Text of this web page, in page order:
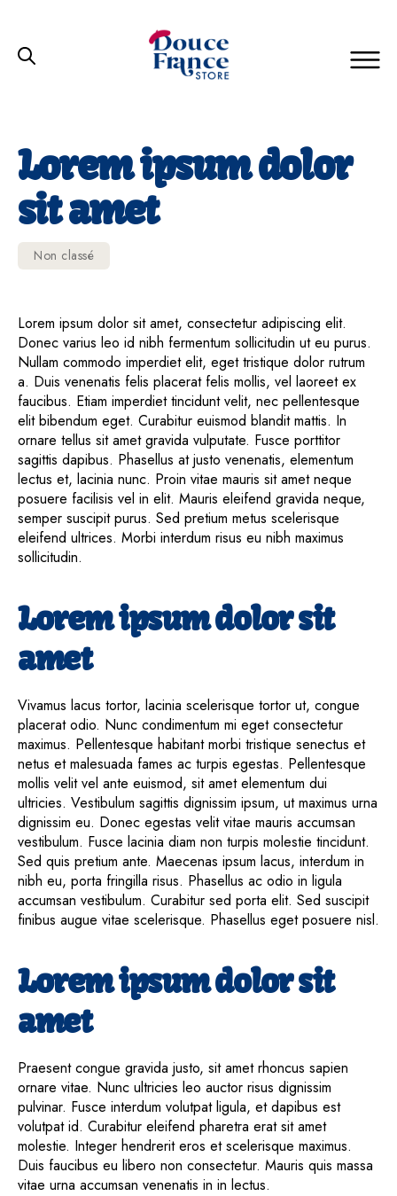
Lorem ipsum dolor
sit amet
Catégories
Non classé
Lorem ipsum dolor sit amet, consectetur adipiscing elit.
Donec varius leo id nibh fermentum sollicitudin ut eu purus.
Nullam commodo imperdiet elit, eget tristique dolor rutrum
a. Duis venenatis felis placerat felis mollis, vel laoreet ex
faucibus. Etiam imperdiet tincidunt velit, nec pellentesque
elit bibendum eget. Curabitur euismod blandit mattis. In
ornare tellus sit amet gravida vulputate. Fusce porttitor
sagittis dapibus. Phasellus at justo venenatis, elementum
lectus et, lacinia nunc. Proin vitae mauris sit amet neque
posuere facilisis vel in elit. Mauris eleifend gravida neque,
semper suscipit purus. Sed pretium metus scelerisque
eleifend ultrices. Morbi interdum risus eu nibh maximus
sollicitudin.
Lorem ipsum dolor sit
amet
Vivamus lacus tortor, lacinia scelerisque tortor ut, congue
placerat odio. Nunc condimentum mi eget consectetur
maximus. Pellentesque habitant morbi tristique senectus et
netus et malesuada fames ac turpis egestas. Pellentesque
mollis velit vel ante euismod, sit amet elementum dui
ultricies. Vestibulum sagittis dignissim ipsum, ut maximus urna
dignissim eu. Donec egestas velit vitae mauris accumsan
vestibulum. Fusce lacinia diam non turpis molestie tincidunt.
Sed quis pretium ante. Maecenas ipsum lacus, interdum in
nibh eu, porta fringilla risus. Phasellus ac odio in ligula
accumsan vestibulum. Curabitur sed porta elit. Sed suscipit
finibus augue vitae scelerisque. Phasellus eget posuere nisl.
Lorem ipsum dolor sit
amet
Praesent congue gravida justo, sit amet rhoncus sapien
ornare vitae. Nunc ultricies leo auctor risus dignissim
pulvinar. Fusce interdum volutpat ligula, et dapibus est
volutpat id. Curabitur eleifend pharetra erat sit amet
molestie. Integer hendrerit eros et scelerisque maximus.
Duis faucibus eu libero non consectetur. Mauris quis massa
vitae urna accumsan venenatis in in lectus.